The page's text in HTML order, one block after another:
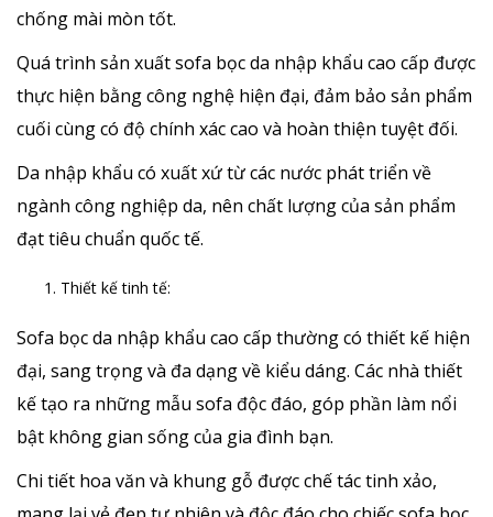
chống mài mòn tốt.
Quá trình sản xuất sofa bọc da nhập khẩu cao cấp được
thực hiện bằng công nghệ hiện đại, đảm bảo sản phẩm
cuối cùng có độ chính xác cao và hoàn thiện tuyệt đối.
Da nhập khẩu có xuất xứ từ các nước phát triển về
ngành công nghiệp da, nên chất lượng của sản phẩm
đạt tiêu chuẩn quốc tế.
Thiết kế tinh tế:
Sofa bọc da nhập khẩu cao cấp thường có thiết kế hiện
đại, sang trọng và đa dạng về kiểu dáng. Các nhà thiết
kế tạo ra những mẫu sofa độc đáo, góp phần làm nổi
bật không gian sống của gia đình bạn.
Chi tiết hoa văn và khung gỗ được chế tác tinh xảo,